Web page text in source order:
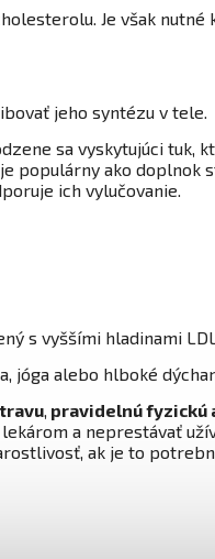
Je však
jeho syntézu v tele.
sa vyskytujúci tuk,
populárny ako doplnok
ich vylučovanie.
s vyššími hladinami
jóga alebo hlboké
, pravidelnú fyzickú
a neprestávať
ak je to